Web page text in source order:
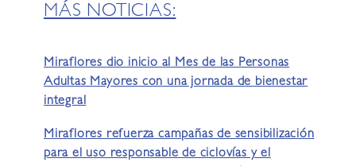
MÁS NOTICIAS:
Miraflores dio inicio al Mes de las Personas
Adultas Mayores con una jornada de bienestar
integral
Miraflores refuerza campañas de sensibilización
para el uso responsable de ciclovías y el